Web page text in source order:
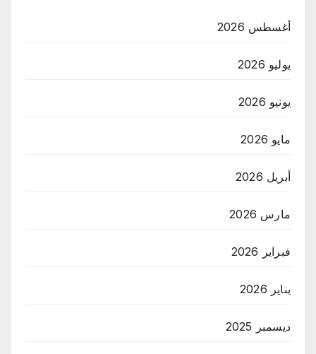
أغسطس 2026
يوليو 2026
يونيو 2026
مايو 2026
أبريل 2026
مارس 2026
فبراير 2026
يناير 2026
ديسمبر 2025